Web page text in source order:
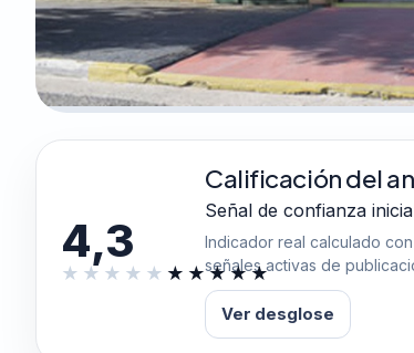
4,3
Calificación del
Señal de confianza
Indicador real calculado
señales activas de
Ver desglose